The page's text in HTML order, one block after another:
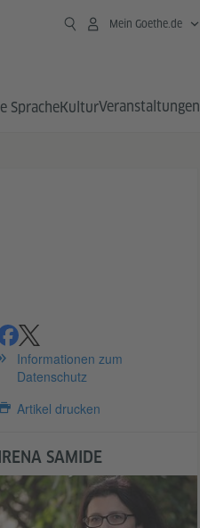
Mein Goethe.de
SpracheKulturVeranstaltungen
teilen
Informationen zum
Datenschutz
Artikel drucken
IRENA SAMIDE